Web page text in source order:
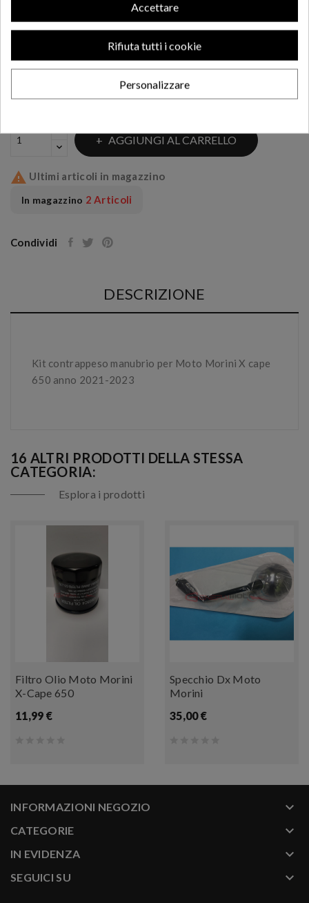
AGGIUNGI AL CARRELLO
 Ultimi articoli in magazzino
In magazzino 2 Articoli
Condividi
DESCRIZIONE
Kit contrappeso manubrio per Moto Morini X cape
650 anno 2021-2023
16 ALTRI PRODOTTI DELLA STESSA
CATEGORIA:
Esplora i prodotti
Filtro Olio Moto Morini
X-Cape 650
11,99 €
Specchio Dx Moto
Morini
35,00 €
INFORMAZIONI NEGOZIO keyboard_arrow_down
CATEGORIE keyboard_arrow_down
IN EVIDENZA keyboard_arrow_down
SEGUICI SU keyboard_arrow_down
Accettare
Rifiuta tutti i cookie
Personalizzare